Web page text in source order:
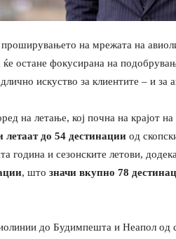
проширувањето на мрежата на
ќе остане фокусирана на
искуство за клиентите – и за
на летaње, кој почна на крајот
до 54 дестинации од
година и сезонските летови,
, што значи вкупно 78
до Будимпешта и Неапол од